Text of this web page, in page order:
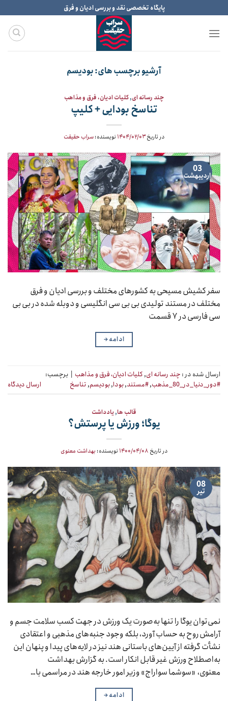
to
content
پایگاه تخصصی نقد و بررسی ادیان و فرق
آرشیو برچسب های:بودیسم
چند رسانه ای,کلیات ادیان، فرق و مذاهب
تناسخ بودایی + کلیپ
در تاریخ۱۴۰۴/۰۲/۰۳ نویسنده:سراب حقیقت
03
اردیبهشت
سفر کشیش مسیحی به کشورهای مختلف و بررسی ادیان و فرق
مختلف در مستند تولیدی بی بی سی انگلیسی و دوبله شده در بی بی
سی فارسی در ۷ قسمت
ادامه→
ارسال شده در : چند رسانه ای,کلیات ادیان، فرق و مذاهب
برچسب:
#دور_دنیا_در_80_مذهب
,#مستند,بودا,بودیسم,تناسخ ارسال دیدگاه
قالب ها,یادداشت
یوگا؛ ورزش یا پرستش؟
در تاریخ ۱۴۰۰/۰۴/۰۸ نویسنده: بهداشت معنوی
08
تیر
نمی‌توان یوگا را تنها به‌صورت یک ورزش در جهت کسب سلامت جسم و
آرامش روح به حساب آورد، بلکه وجود جنبه‌های مذهبی و اعتقادی
نشأت گرفته از آیین‌های باستانی هند نیز در لایه‌های پیدا و پنهان این
به‌اصطلاح ورزش غیر قابل انکار است. به گزارش بهداشت
معنوی، «سوشما سواراج» وزیر امور خارجه هند در مراسمی با…
ادامه→